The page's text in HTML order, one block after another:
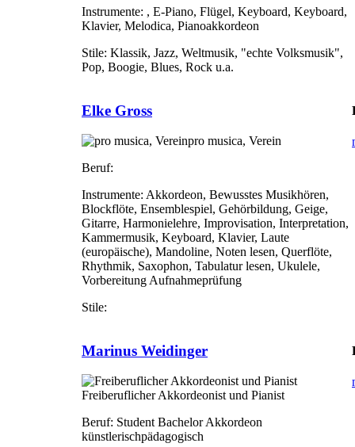
Instrumente: , E-Piano, Flügel, Keyboard, Keyboard,
Klavier, Melodica, Pianoakkordeon
Stile: Klassik, Jazz, Weltmusik, "echte Volksmusik",
Pop, Boogie, Blues, Rock u.a.
Elke Gross
pro musica, Verein
Beruf:
Instrumente: Akkordeon, Bewusstes Musikhören,
Blockflöte, Ensemblespiel, Gehörbildung, Geige,
Gitarre, Harmonielehre, Improvisation, Interpretation,
Kammermusik, Keyboard, Klavier, Laute
(europäische), Mandoline, Noten lesen, Querflöte,
Rhythmik, Saxophon, Tabulatur lesen, Ukulele,
Vorbereitung Aufnahmeprüfung
Stile:
Marinus Weidinger
Freiberuflicher Akkordeonist und Pianist
Beruf: Student Bachelor Akkordeon
künstlerischpädagogisch